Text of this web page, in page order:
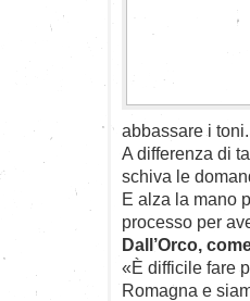
abbassare i toni.
A differenza di
schiva le
E alza la mano
processo per
Dall’Orco,
«È difficile fare
Romagna e